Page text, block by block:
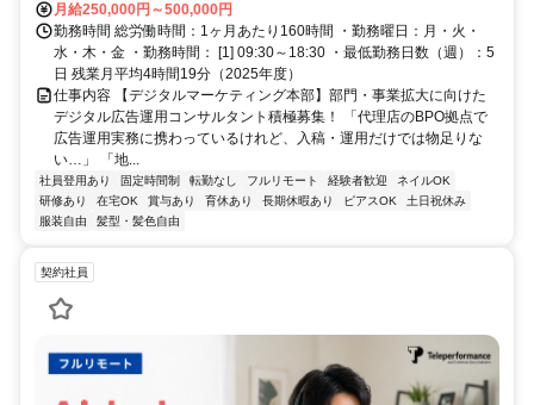
月給250,000円～500,000円
勤務時間 総労働時間：1ヶ月あたり160時間 ・勤務曜日：月・火・
水・木・金 ・勤務時間： [1] 09:30～18:30 ・最低勤務日数（週）：5
日 残業月平均4時間19分（2025年度）
仕事内容 【デジタルマーケティング本部】部門・事業拡大に向けた
デジタル広告運用コンサルタント積極募集！ 「代理店のBPO拠点で
広告運用実務に携わっているけれど、入稿・運用だけでは物足りな
い…」 「地...
社員登用あり 固定時間制 転勤なし フルリモート 経験者歓迎
ネイルOK
研修あり
在宅OK 賞与あり 育休あり 長期休暇あり ピアスOK
土日祝休み
服装自由
髪型・髪色自由
契約社員